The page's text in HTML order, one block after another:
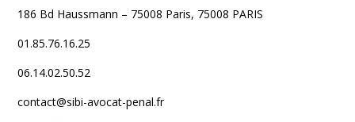
186 Bd Haussmann – 75008 Paris, 75008 PARIS
01.85.76.16.25
06.14.02.50.52
contact@sibi-avocat-penal.fr